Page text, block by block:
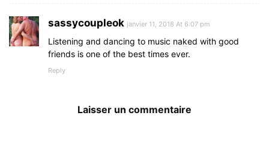
sassycoupleok janvier 11, 2018 At 6:07 pm
Listening and dancing to music naked with good
friends is one of the best times ever.
Reply
Laisser un commentaire